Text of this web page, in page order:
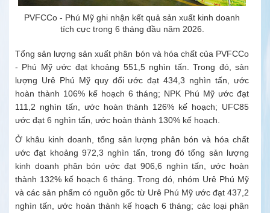
PVFCCo - Phú Mỹ ghi nhận kết quả sản xuất kinh doanh
tích cực trong 6 tháng đầu năm 2026.
Tổng sản lượng sản xuất phân bón và hóa chất của PVFCCo
- Phú Mỹ ước đạt khoảng 551,5 nghìn tấn. Trong đó, sản
lượng Urê Phú Mỹ quy đổi ước đạt 434,3 nghìn tấn, ước
hoàn thành 106% kế hoạch 6 tháng; NPK Phú Mỹ ước đạt
111,2 nghìn tấn, ước hoàn thành 126% kế hoạch; UFC85
ước đạt 6 nghìn tấn, ước hoàn thành 130% kế hoạch.
Ở khâu kinh doanh, tổng sản lượng phân bón và hóa chất
ước đạt khoảng 972,3 nghìn tấn, trong đó tổng sản lượng
kinh doanh phân bón ước đạt 906,6 nghìn tấn, ước hoàn
thành 132% kế hoạch 6 tháng. Trong đó, nhóm Urê Phú Mỹ
và các sản phẩm có nguồn gốc từ Urê Phú Mỹ ước đạt 437,2
nghìn tấn, ước hoàn thành kế hoạch 6 tháng; các loại phân